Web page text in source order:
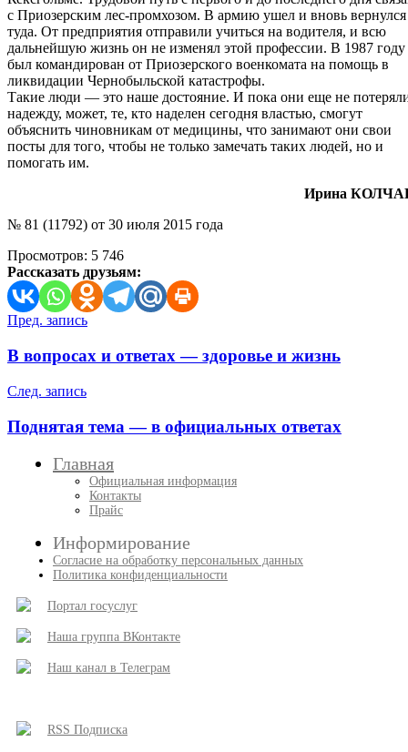
с Приозерским лес-промхозом. В армию ушел и вновь вернулся
туда. От предприятия отправили учиться на водителя, и всю
дальнейшую жизнь он не изменял этой профессии. В 1987 году
был командирован от Приозерского военкомата на помощь в
ликвидации Чернобыльской катастрофы.
Такие люди — это наше достояние. И пока они еще не
надежду, может, те, кто наделен сегодня властью, смогут
объяснить чиновникам от медицины, что занимают они свои
посты для того, чтобы не только замечать таких людей, но и
помогать им.
Ирина
№ 81 (11792) от 30 июля 2015 года
Просмотров: 5 746
Рассказать друзьям:
Навигация
по
записям
Пред. запись
В вопросах и ответах — здоровье и жизнь
След. запись
Поднятая тема — в официальных ответах
Главная
Официальная информация
Контакты
Прайс
Информирование
Согласие на обработку персональных данных
Политика конфиденциальности
Портал госуслуг
Наша группа ВКонтакте
Наш канал в Телеграм
RSS Подписка